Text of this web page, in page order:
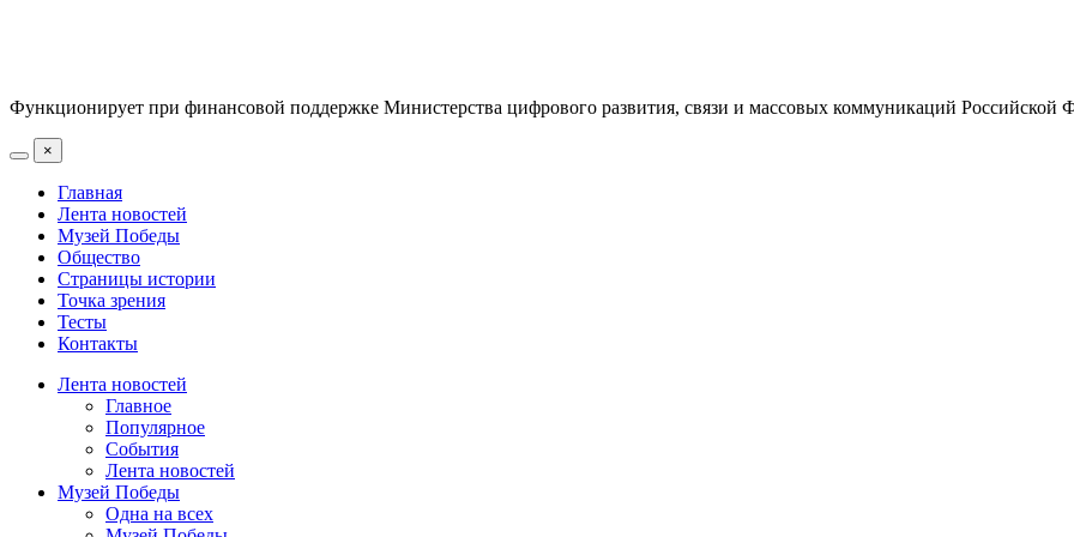
Функционирует при финансовой поддержке Министерства цифрового развития, связи и массовых коммуникаций Российской
×
Главная
Лента новостей
Музей Победы
Общество
Страницы истории
Точка зрения
Тесты
Контакты
Лента новостей
Главное
Популярное
События
Лента новостей
Музей Победы
Одна на всех